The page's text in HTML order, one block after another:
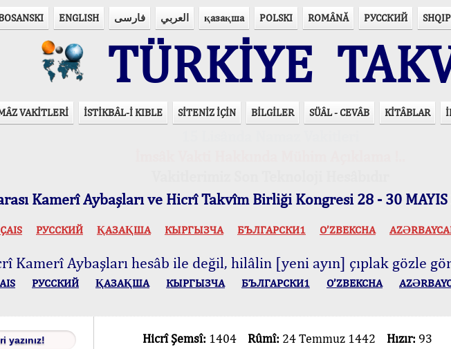
ENGLISH فارسی العربي қазақша POLSKI ROMÂNĂ РУССКИЙ SHQIP
TÜRKİYE
VAKİTLERİ İSTİKBÂL-İ KIBLE SİTENİZ İÇİN BİLGİLER SÜÂL - CEVÂB KİTÂBLAR
Kamerî Aybaşları ve Hicrî Takvîm Birliği Kongresi 28 - 30
РУССКИЙ ҚАЗАҚША КЫPГЫЗЧA БЪЛГАРСКИ1 O’ZBEKCHA
Kamerî Aybaşları hesâb ile değil, hilâlin [yeni ayın] çıplak gözle
РУССКИЙ ҚАЗАҚША КЫPГЫЗЧA БЪЛГАРСКИ1 O’ZBEKCHA
Hicrî Şemsî: 1404 Rûmî: 24 Temmuz 1442 Hızır: 93